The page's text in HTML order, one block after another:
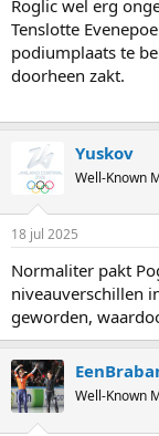
Roglic wel erg
Tenslotte
podiumplaats te
doorheen zakt.
Yuskov
Well-Known
18 jul 2025
Normaliter pakt
niveauverschillen
geworden,
Well-Known